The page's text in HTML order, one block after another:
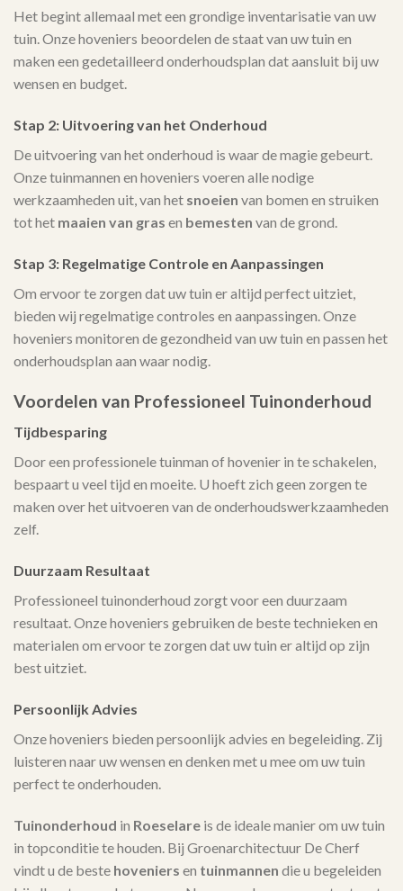
Het begint allemaal met een grondige inventarisatie van uw
tuin. Onze hoveniers beoordelen de staat van uw tuin en
maken een gedetailleerd onderhoudsplan dat aansluit bij uw
wensen en budget.
Stap 2: Uitvoering van het Onderhoud
De uitvoering van het onderhoud is waar de magie gebeurt.
Onze tuinmannen en hoveniers voeren alle nodige
werkzaamheden uit, van het snoeien van bomen en struiken
tot het maaien van gras en bemesten van de grond.
Stap 3: Regelmatige Controle en Aanpassingen
Om ervoor te zorgen dat uw tuin er altijd perfect uitziet,
bieden wij regelmatige controles en aanpassingen. Onze
hoveniers monitoren de gezondheid van uw tuin en passen het
onderhoudsplan aan waar nodig.
Voordelen van Professioneel Tuinonderhoud
Tijdbesparing
Door een professionele tuinman of hovenier in te schakelen,
bespaart u veel tijd en moeite. U hoeft zich geen zorgen te
maken over het uitvoeren van de onderhoudswerkzaamheden
zelf.
Duurzaam Resultaat
Professioneel tuinonderhoud zorgt voor een duurzaam
resultaat. Onze hoveniers gebruiken de beste technieken en
materialen om ervoor te zorgen dat uw tuin er altijd op zijn
best uitziet.
Persoonlijk Advies
Onze hoveniers bieden persoonlijk advies en begeleiding. Zij
luisteren naar uw wensen en denken met u mee om uw tuin
perfect te onderhouden.
Tuinonderhoud in Roeselare is de ideale manier om uw tuin
in topconditie te houden. Bij Groenarchitectuur De Cherf
vindt u de beste hoveniers en tuinmannen die u begeleiden